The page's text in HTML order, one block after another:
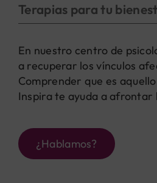
Terapias para tu
En nuestro centro de
a recuperar los vínculos
Comprender que es
Inspira te ayuda a afrontar
¿Hablamos?